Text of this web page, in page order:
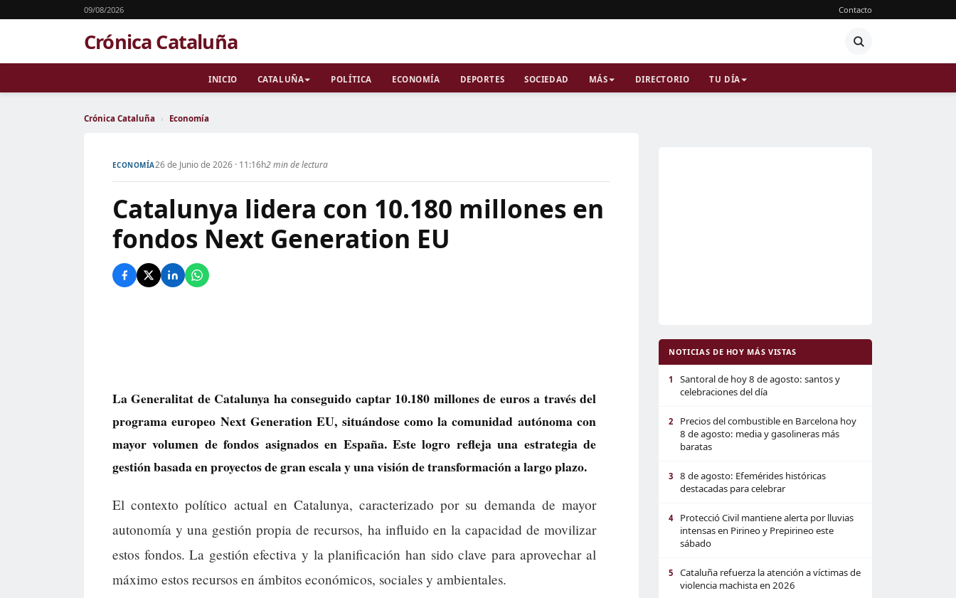
09/08/2026 Contacto
Crónica Cataluña
INICIO CATALUÑA POLÍTICA ECONOMÍA DEPORTES SOCIEDAD MÁS DIRECTORIO TU DÍA
Crónica Cataluña › Economía
ECONOMÍA26 de Junio de 2026 · 11:16h2 min de lectura
Catalunya lidera con 10.180 millones en
fondos Next Generation EU
La Generalitat de Catalunya ha conseguido captar 10.180 millones de euros a través del
programa europeo Next Generation EU, situándose como la comunidad autónoma con
mayor volumen de fondos asignados en España. Este logro refleja una estrategia de
gestión basada en proyectos de gran escala y una visión de transformación a largo plazo.
El contexto político actual en Catalunya, caracterizado por su demanda de mayor
autonomía y una gestión propia de recursos, ha influido en la capacidad de movilizar
estos fondos. La gestión efectiva y la planificación han sido clave para aprovechar al
máximo estos recursos en ámbitos económicos, sociales y ambientales.
NOTICIAS DE HOY MÁS VISTAS
1
Santoral de hoy 8 de agosto: santos y
celebraciones del día
2
Precios del combustible en Barcelona hoy
8 de agosto: media y gasolineras más
baratas
3
8 de agosto: Efemérides históricas
destacadas para celebrar
4
Protecció Civil mantiene alerta por lluvias
intensas en Pirineo y Prepirineo este
sábado
5
Cataluña refuerza la atención a víctimas de
violencia machista en 2026